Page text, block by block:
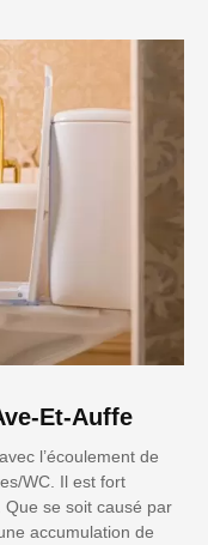
Et-Auffe
l’écoulement de
WC. Il est fort
se soit causé par
accumulation de